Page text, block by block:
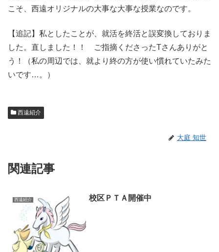
こそ、西遠オリジナルの大事な大事な授業なのです。
【追記】私としたことが、就活を終活と誤変換しておりま
した。直しました！！ ご指摘くださったTさんありがと
う！（私の周辺では、就より終の方が使い慣れていたみた
いです…。）
西遠紹介
大庭 知世
関連記事
西遠紹介 校区ＰＴＡ開催中